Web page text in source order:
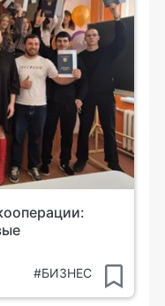
#БИЗНЕС